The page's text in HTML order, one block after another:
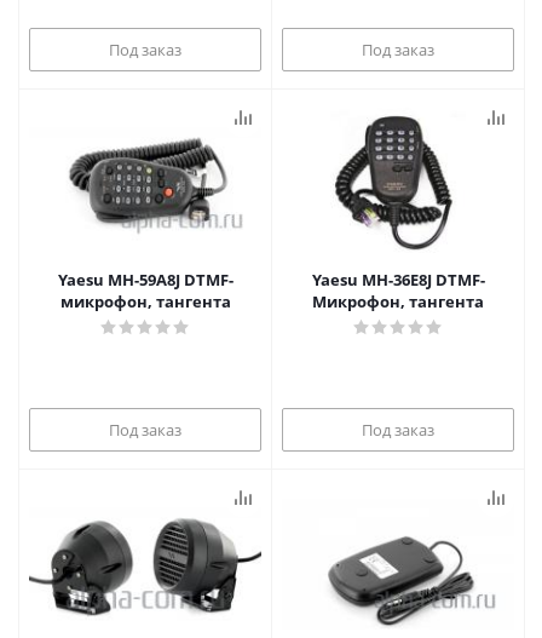
Под заказ Под заказ
Yaesu MH-59A8J DTMF-
микрофон, тангента
Под заказ
Yaesu MH-36E8J DTMF-
Микрофон, тангента
Под заказ